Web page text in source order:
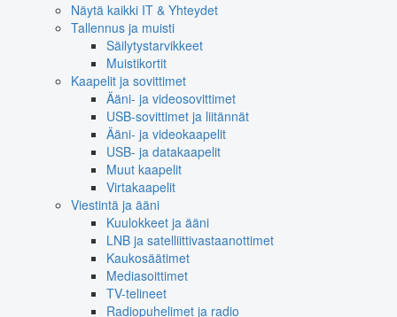
Näytä kaikki IT & Yhteydet
Tallennus ja muisti
Säilytystarvikkeet
Muistikortit
Kaapelit ja sovittimet
Ääni- ja videosovittimet
USB-sovittimet ja liitännät
Ääni- ja videokaapelit
USB- ja datakaapelit
Muut kaapelit
Virtakaapelit
Viestintä ja ääni
Kuulokkeet ja ääni
LNB ja satelliittivastaanottimet
Kaukosäätimet
Mediasoittimet
TV-telineet
Radiopuhelimet ja radio